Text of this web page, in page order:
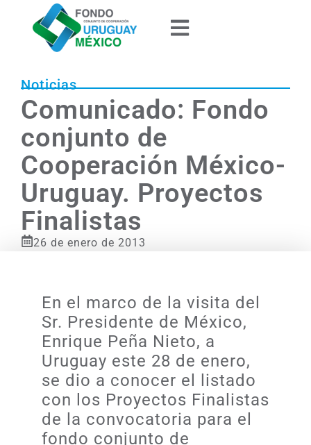
Noticias
Comunicado: Fondo
conjunto de
Cooperación México-
Uruguay. Proyectos
Finalistas
26 de enero de 2013
En el marco de la visita del
Sr. Presidente de México,
Enrique Peña Nieto, a
Uruguay este 28 de enero,
se dio a conocer el listado
con los Proyectos Finalistas
de la convocatoria para el
fondo conjunto de